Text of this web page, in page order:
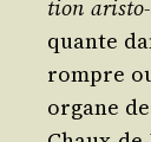
tion
quante
rompre
organe